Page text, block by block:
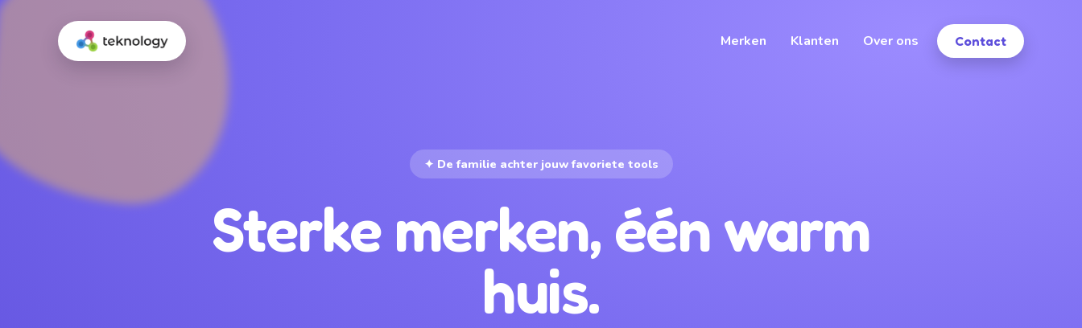
Merken Klanten Over ons Contact
✦ De familie achter jouw favoriete tools
Sterke merken, één warm
huis.